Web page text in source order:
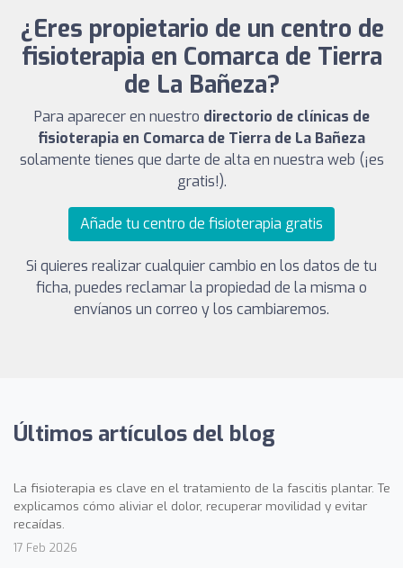
¿Eres propietario de un centro de
fisioterapia en Comarca de Tierra
de La Bañeza?
Para aparecer en nuestro directorio de clínicas de
fisioterapia en Comarca de Tierra de La Bañeza
solamente tienes que darte de alta en nuestra web (¡es
gratis!).
Añade tu centro de fisioterapia gratis
Si quieres realizar cualquier cambio en los datos de tu
ficha, puedes reclamar la propiedad de la misma o
envíanos un correo y los cambiaremos.
Últimos artículos del blog
La fisioterapia es clave en el tratamiento de la fascitis plantar. Te
explicamos cómo aliviar el dolor, recuperar movilidad y evitar
recaídas.
17 Feb 2026